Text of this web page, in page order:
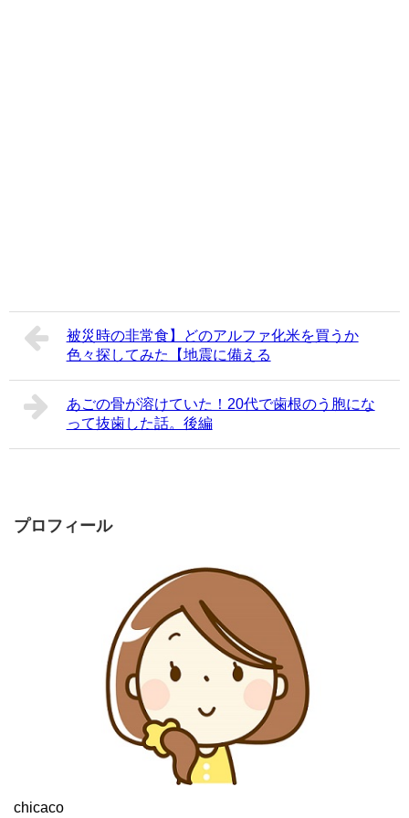
被災時の非常食】どのアルファ化米を買うか
色々探してみた【地震に備える
あごの骨が溶けていた！20代で歯根のう胞にな
って抜歯した話。後編
プロフィール
chicaco